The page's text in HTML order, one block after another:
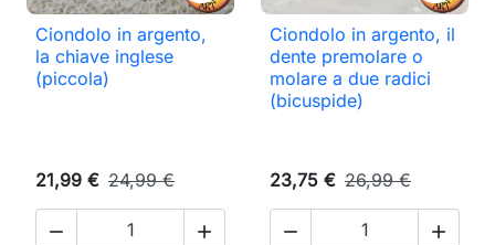
Ciondolo in argento,
la chiave inglese
(piccola)
21,99 € 24,99 €
 
Ciondolo in argento, il
dente premolare o
molare a due radici
(bicuspide)
23,75 € 26,99 €
 